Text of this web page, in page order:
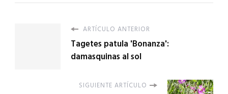
ARTÍCULO ANTERIOR
Tagetes patula 'Bonanza':
damasquinas al sol
SIGUIENTE ARTÍCULO